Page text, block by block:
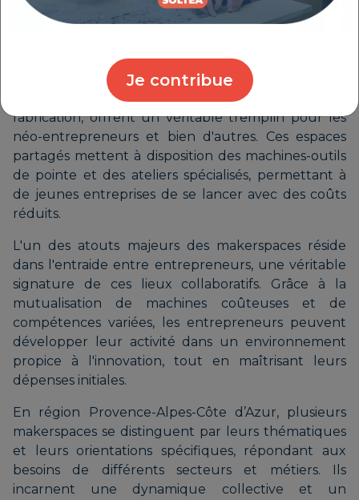
Je contribue
outils de fabrication modernes : imprimantes 3D,
découpeuses laser, fraiseuses numériques et bien
de créer des pièces uniques.
makerspaces, ces tiers-lieux dédiés à la
fabrication, offrent un véritable tremplin pour les
néo-entrepreneurs et bien d'autres. Ces espaces
partagés mettent à disposition des machines-outils
de pointe et des ateliers spécialisés, permettant à
de jeunes entreprises de se lancer avec des coûts
réduits.
L'un des atouts majeurs des makerspaces réside
dans l'entraide entre entrepreneurs, une véritable
signature de ces lieux collaboratifs. Grâce à la
mutualisation de machines coûteuses et de
compétences variées, les entrepreneurs peuvent
développer leur activité dans un environnement
propice à l'innovation, tout en maîtrisant leurs
dépenses initiales.
En région Provence-Alpes-Côte d’Azur, plusieurs
makerspaces se distinguent par leurs thématiques
et leurs orientations spécifiques, répondant aux
besoins de différents secteurs et métiers. Ils
incarnent une dynamique collective et un